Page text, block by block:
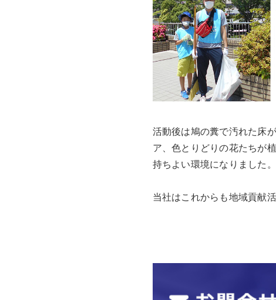
活動後は鳩の糞で汚れた床
ア、色とりどりの花たちが
持ちよい環境になりました
当社はこれからも地域貢献